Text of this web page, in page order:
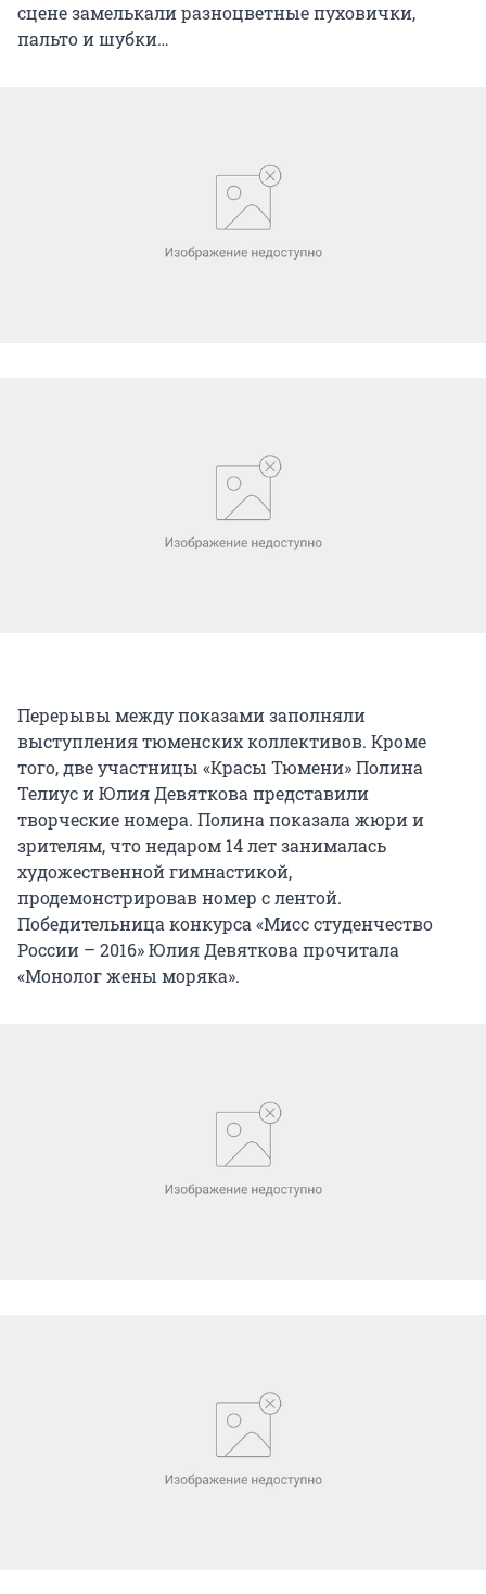
сцене замелькали разноцветные пуховички,
пальто и шубки…
Перерывы между показами заполняли
выступления тюменских коллективов. Кроме
того, две участницы «Красы Тюмени» Полина
Телиус и Юлия Девяткова представили
творческие номера. Полина показала жюри и
зрителям, что недаром 14 лет занималась
художественной гимнастикой,
продемонстрировав номер с лентой.
Победительница конкурса «Мисс студенчество
России – 2016» Юлия Девяткова прочитала
«Монолог жены моряка».